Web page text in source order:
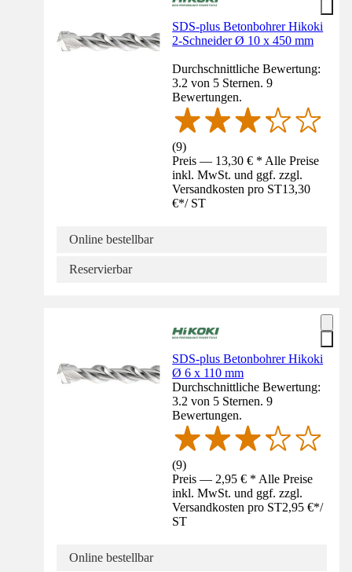
SDS-plus Betonbohrer Hikoki
2-Schneider Ø 10 x 450 mm
Durchschnittliche Bewertung:
3.2 von 5 Sternen. 9
Bewertungen.
(9)
Preis — 13,30 € * Alle Preise
inkl. MwSt. und ggf. zzgl.
Versandkosten pro ST13,30
€*/ ST
Online bestellbar
Reservierbar
SDS-plus Betonbohrer Hikoki
Ø 6 x 110 mm
Durchschnittliche Bewertung:
3.2 von 5 Sternen. 9
Bewertungen.
(9)
Preis — 2,95 € * Alle Preise
inkl. MwSt. und ggf. zzgl.
Versandkosten pro ST2,95 €*/
ST
Online bestellbar